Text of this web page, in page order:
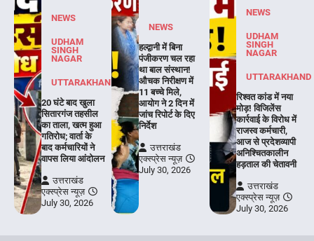
NEWS
UDHAM
SINGH
NAGAR
UTTARAKHAND
20 घंटे बाद खुला
सितारगंज तहसील
का ताला, खत्म हुआ
गतिरोध; वार्ता के
बाद कर्मचारियों ने
वापस लिया आंदोलन
उत्तराखंड
एक्स्प्रेस न्यूज़
July 30, 2026
NEWS
हल्द्वानी में बिना
पंजीकरण चल रहा
था बाल संस्थान!
औचक निरीक्षण में
11 बच्चे मिले,
आयोग ने 2 दिन में
जांच रिपोर्ट के दिए
निर्देश
उत्तराखंड
एक्स्प्रेस न्यूज़
July 30, 2026
NEWS
UDHAM
SINGH
NAGAR
UTTARAKHAND
रिश्वत कांड में नया
मोड़! विजिलेंस
कार्रवाई के विरोध में
राजस्व कर्मचारी,
आज से प्रदेशव्यापी
अनिश्चितकालीन
हड़ताल की चेतावनी
उत्तराखंड
एक्स्प्रेस न्यूज़
July 30, 2026